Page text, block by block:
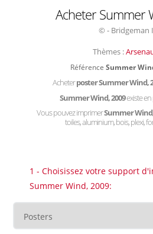
Acheter Summer
© - Bridgeman
Thèmes :
Référence Summer
Acheterposter Summer Wind,
Summer Wind, 2009existe
Vous pouvez imprimerSummer
toiles, aluminium, bois, plexi,
1 - Choisissez votre support
Summer Wind, 2009: